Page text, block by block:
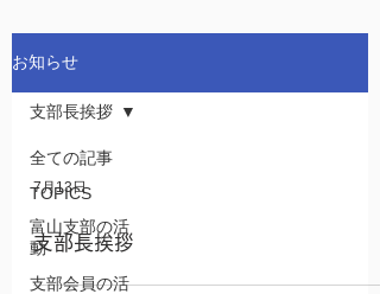
お知らせ
全ての記事
TOPICS
富山支部の活
動
支部会員の活
支部長挨拶
7月13日
支部長挨拶